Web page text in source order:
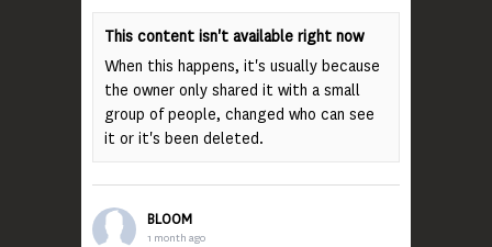
This content isn't available right now
When this happens, it's usually because
the owner only shared it with a small
group of people, changed who can see
it or it's been deleted.
BLOOM
1 month ago